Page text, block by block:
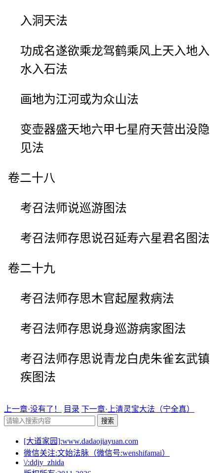
入洞天法
功成名遂欲乘龙驾鹤乘风上天入地入
水入石法
画地为江河或为众山法
变壶器盛天地六甲七星府天营出没隐
见法
卷二十八
考召法师说巡游图法
考召法师存思说召延寿六星君名图法
卷二十九
考召法师存思木官起屋救病法
考召法师存思说身巡游病家图法
考召法师存思说青龙白虎朱雀玄武镇
疾图法
上一章·没有了！ 目录 下一章·上清灵宝大法（宁全真）
搜索
[大道家园]:www.dadaojiayuan.com
微信关注:文始法脉（微信号:wenshifamai）
\/:ddjy_zhida